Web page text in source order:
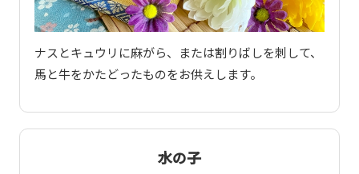
ナスとキュウリに麻がら、または割りばしを刺して、
馬と牛をかたどったものをお供えします。
水の子